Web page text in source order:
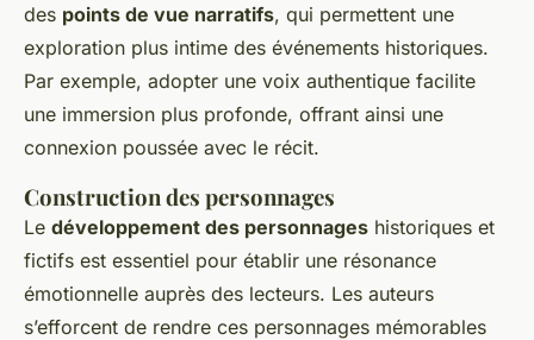
des points de vue narratifs, qui permettent une
exploration plus intime des événements historiques.
Par exemple, adopter une voix authentique facilite
une immersion plus profonde, offrant ainsi une
connexion poussée avec le récit.
Construction des personnages
Le développement des personnages historiques et
fictifs est essentiel pour établir une résonance
émotionnelle auprès des lecteurs. Les auteurs
s’efforcent de rendre ces personnages mémorables